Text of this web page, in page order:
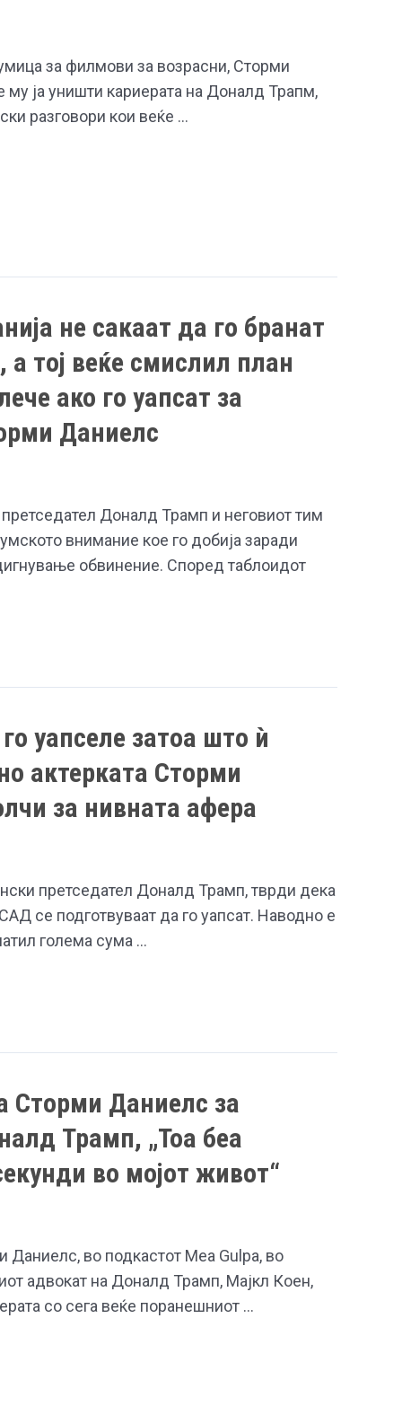
за филмови за возрасни, Сторми
ја уништи кариерата на Доналд Трапм,
разговори кои веќе …
не сакаат да го бранат
тој веќе смислил план
ако го уапсат за
Даниелс
Доналд Трамп и неговиот тим
внимание кое го добија заради
обвинение. Според таблоидот
уапселе затоа што ѝ
актерката Сторми
за нивната афера
претседател Доналд Трамп, тврди дека
се подготвуваат да го уапсат. Наводно е
голема сума …
Сторми Даниелс за
Трамп, „Тоа беа
во мојот живот“
во подкастот Mea Gulpa, во
адвокат на Доналд Трамп, Мајкл Коен,
со сега веќе поранешниот …